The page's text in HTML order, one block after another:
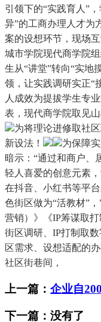
引领下的“实践育人”
异”的工商办理人才为
案的设想环节，现场互
城市学院现代商学院
生从“讲堂”转向“实地
领，让实践调研实正“
人成效为提拔学生专
表，现代商学院取见
为将理论进修取社
新设法！
为保障
暗示：“通过和商户、
轻人喜爱的创意元素
在抖音、小红书等平
色街区做为“活教材”
营销）》《IP筹谋取
街区调研、IP打制取
区需求、设想适配的
社区街巷间，
上一篇： 企业自
下一篇：没有了